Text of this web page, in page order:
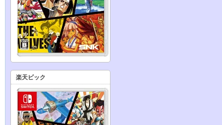
楽天ビック